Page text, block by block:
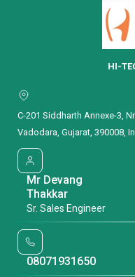
HI-
C-201 Siddharth Annexe-3,
Vadodara, Gujarat, 390008,
Mr Devang
Thakkar
Sr. Sales Engineer
08071931650